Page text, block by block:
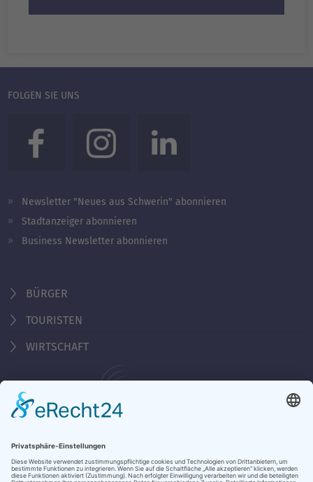
FOLGEN SIE UNS
Newsletter "Neues aus Schwerin" abonnieren
Stadtanzeiger abonnieren
Business Newsletter abonnieren
BÜRGER
TOURISTEN
WIRTSCHAFT
Behördennummer 115
KONTAKT
NOTRUFE & HOTLINES
JOBS